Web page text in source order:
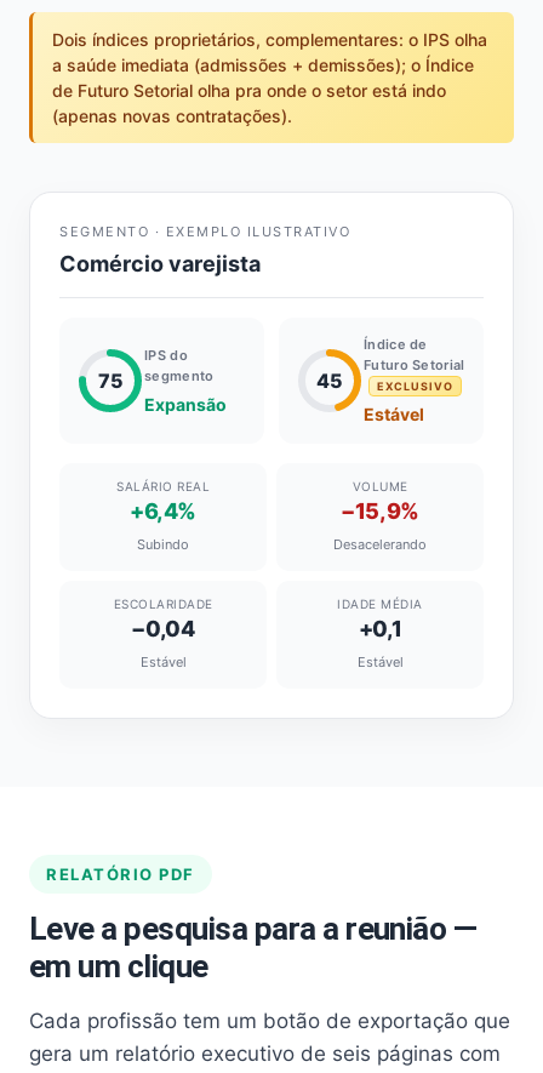
Dois índices proprietários, complementares: o IPS olha
a saúde imediata (admissões + demissões); o Índice
de Futuro Setorial olha pra onde o setor está indo
(apenas novas contratações).
SEGMENTO · EXEMPLO ILUSTRATIVO
Comércio varejista
75
IPS do
segmento
Expansão
45
Índice de
Futuro Setorial
EXCLUSIVO
Estável
SALÁRIO REAL
+6,4%
Subindo
VOLUME
−15,9%
Desacelerando
ESCOLARIDADE
−0,04
Estável
IDADE MÉDIA
+0,1
Estável
RELATÓRIO PDF
Leve a pesquisa para a reunião —
em um clique
Cada profissão tem um botão de exportação que
gera um relatório executivo de seis páginas com